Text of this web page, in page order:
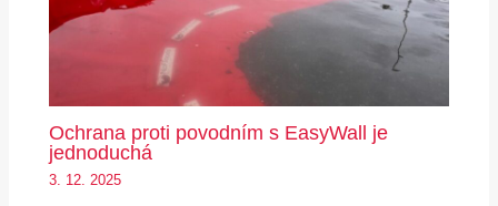
Ochrana proti povodním s EasyWall je
jednoduchá
3. 12. 2025